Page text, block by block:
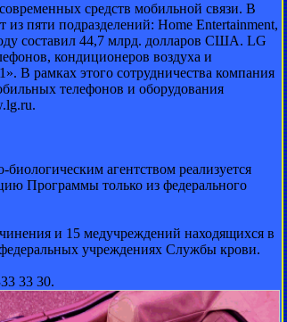
средств мобильной связи. В
пяти подразделений: Home Entertainment,
составил 44,7 млрд. долларов США. LG
кондиционеров воздуха и
В рамках этого сотрудничества компания
телефонов и оборудования
агентством реализуется
Программы только из федерального
и 15 медучреждений находящихся в
учреждениях Службы крови.
33 30.